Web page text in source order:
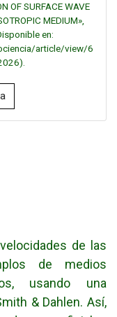
OF SURFACE WAVE
MEDIUM»,
en:
article/view/6
de las
de medios
usando una
& Dahlen. Así,